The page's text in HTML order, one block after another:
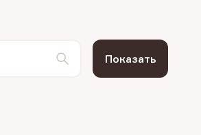
Показать